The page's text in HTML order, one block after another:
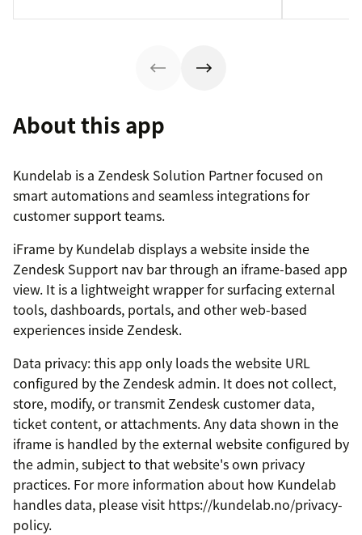
About this app
Kundelab is a Zendesk Solution Partner focused on
smart automations and seamless integrations for
customer support teams.
iFrame by Kundelab displays a website inside the
Zendesk Support nav bar through an iframe-based app
view. It is a lightweight wrapper for surfacing external
tools, dashboards, portals, and other web-based
experiences inside Zendesk.
Data privacy: this app only loads the website URL
configured by the Zendesk admin. It does not collect,
store, modify, or transmit Zendesk customer data,
ticket content, or attachments. Any data shown in the
iframe is handled by the external website configured by
the admin, subject to that website's own privacy
practices. For more information about how Kundelab
handles data, please visit https://kundelab.no/privacy-
policy.